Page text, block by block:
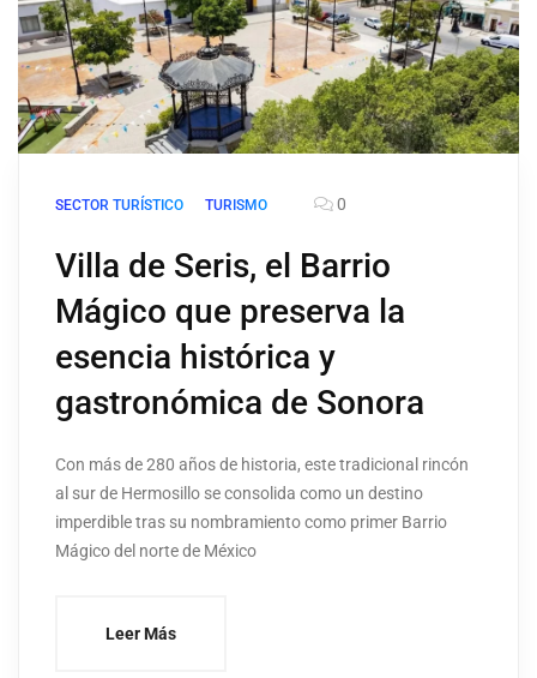
SECTOR TURÍSTICO TURISMO 0
Villa de Seris, el Barrio
Mágico que preserva la
esencia histórica y
gastronómica de Sonora
Con más de 280 años de historia, este tradicional rincón
al sur de Hermosillo se consolida como un destino
imperdible tras su nombramiento como primer Barrio
Mágico del norte de México
Leer Más